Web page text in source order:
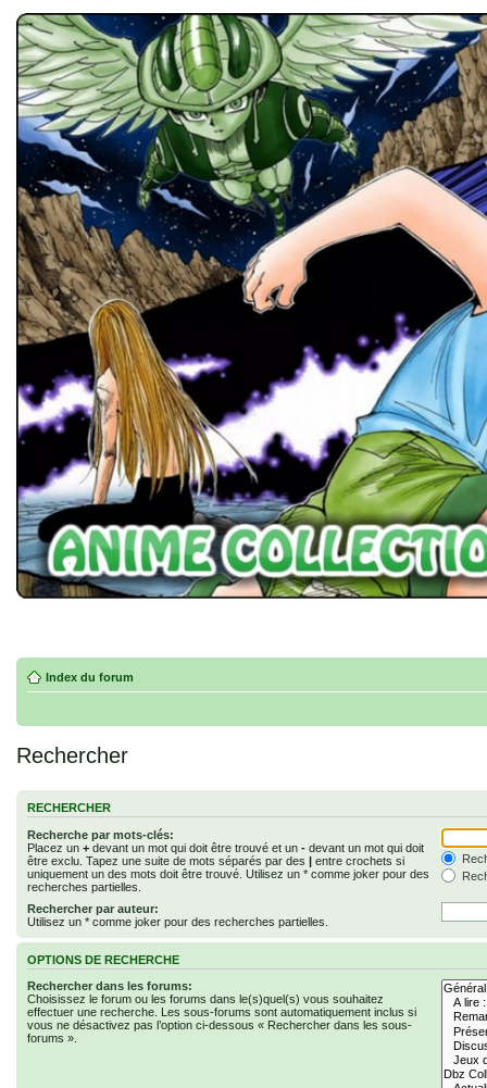
Index du forum
Rechercher
RECHERCHER
Recherche par mots-clés:
Placez un + devant un mot qui doit être trouvé et un - devant un mot qui doit
être exclu. Tapez une suite de mots séparés par des | entre crochets si
uniquement un des mots doit être trouvé. Utilisez un * comme joker pour des
recherches partielles.
Rechercher par auteur:
Utilisez un * comme joker pour des recherches partielles.
OPTIONS DE RECHERCHE
Rechercher dans les forums:
Choisissez le forum ou les forums dans le(s)quel(s) vous souhaitez
effectuer une recherche. Les sous-forums sont automatiquement inclus si
vous ne désactivez pas l’option ci-dessous « Rechercher dans les sous-
forums ».